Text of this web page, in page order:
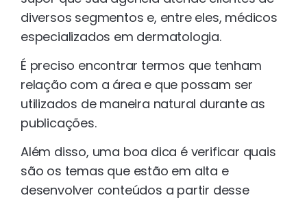
diversos segmentos e, entre eles, médicos
especializados em dermatologia.
É preciso encontrar termos que tenham
relação com a área e que possam ser
utilizados de maneira natural durante as
publicações.
Além disso, uma boa dica é verificar quais
são os temas que estão em alta e
desenvolver conteúdos a partir desse